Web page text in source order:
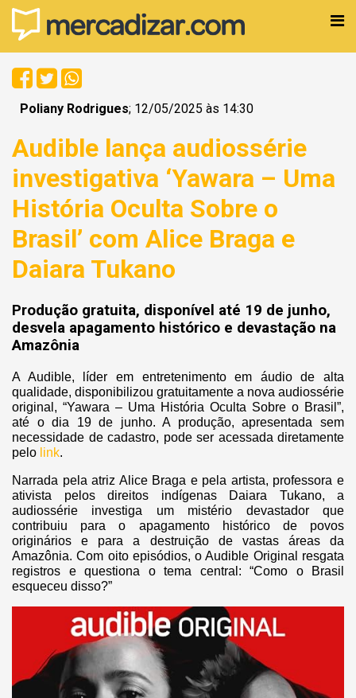
Poliany Rodrigues; 12/05/2025 às 14:30
Audible lança audiossérie
investigativa ‘Yawara – Uma
História Oculta Sobre o
Brasil’ com Alice Braga e
Daiara Tukano
Produção gratuita, disponível até 19 de junho,
desvela apagamento histórico e devastação na
Amazônia
A Audible, líder em entretenimento em áudio de alta
qualidade, disponibilizou gratuitamente a nova audiossérie
original, “Yawara – Uma História Oculta Sobre o Brasil”,
até o dia 19 de junho. A produção, apresentada sem
necessidade de cadastro, pode ser acessada diretamente
pelo link.
Narrada pela atriz Alice Braga e pela artista, professora e
ativista pelos direitos indígenas Daiara Tukano, a
audiossérie investiga um mistério devastador que
contribuiu para o apagamento histórico de povos
originários e para a destruição de vastas áreas da
Amazônia. Com oito episódios, o Audible Original resgata
registros e questiona o tema central: “Como o Brasil
esqueceu disso?”